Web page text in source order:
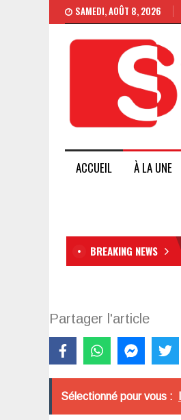
SAMEDI, AOÛT 8, 2026
ACCUEIL À LA UNE
BREAKING NEWS
Partager l'article
Sélectionné pour vous :